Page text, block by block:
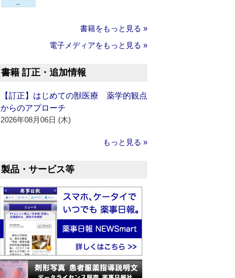
書籍をもっと見る »
電子メディアをもっと見る »
書籍 訂正・追加情報
【訂正】はじめての獣医療 薬学的観点
からのアプローチ
2026年08月06日 (木)
もっと見る »
製品・サービス等